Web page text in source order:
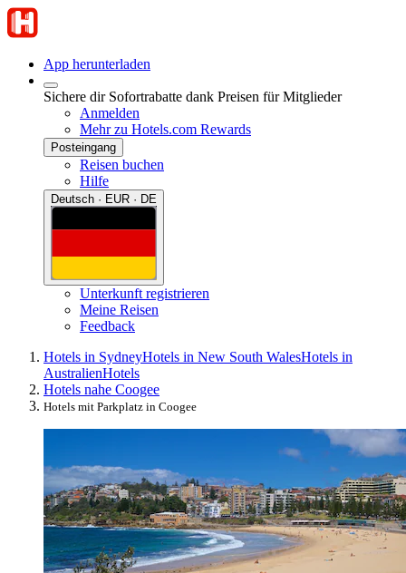
App herunterladen
Sichere dir Sofortrabatte dank Preisen für Mitglieder
Anmelden
Mehr zu Hotels.com Rewards
Posteingang
Reisen buchen
Hilfe
Deutsch · EUR · DE
Unterkunft registrieren
Meine Reisen
Feedback
Hotels in SydneyHotels in New South WalesHotels in
AustralienHotels
Hotels nahe Coogee
Hotels mit Parkplatz in Coogee